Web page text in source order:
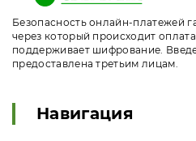
Безопасность онлайн-платежей
через который происходит
поддерживает шифрование.
предоставлена третьим лицам.
Навигация